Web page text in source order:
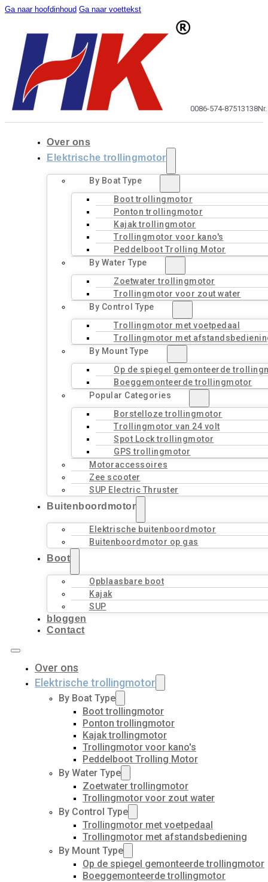
Ga naar hoofdinhoud Ga naar voettekst
0086-574-87513138
Over ons
Elektrische trollingmotor
By Boat Type
Boot trollingmotor
Ponton trollingmotor
Kajak trollingmotor
Trollingmotor voor kano's
Peddelboot Trolling Motor
By Water Type
Zoetwater trollingmotor
Trollingmotor voor zout water
By Control Type
Trollingmotor met voetpedaal
Trollingmotor met
By Mount Type
Op de spiegel gemonteerde
Boeggemonteerde trollingmotor
Popular Categories
Borstelloze trollingmotor
Trollingmotor van 24 volt
Spot Lock trollingmotor
GPS trollingmotor
Motoraccessoires
Zee scooter
SUP Electric Thruster
Buitenboordmotor
Elektrische buitenboordmotor
Buitenboordmotor op gas
Boot
Opblaasbare boot
Kajak
SUP
bloggen
Contact
Over ons
Elektrische trollingmotor
By Boat Type
Boot trollingmotor
Ponton trollingmotor
Kajak trollingmotor
Trollingmotor voor kano's
Peddelboot Trolling Motor
By Water Type
Zoetwater trollingmotor
Trollingmotor voor zout water
By Control Type
Trollingmotor met voetpedaal
Trollingmotor met afstandsbediening
By Mount Type
Op de spiegel gemonteerde trollingmotor
Boeggemonteerde trollingmotor